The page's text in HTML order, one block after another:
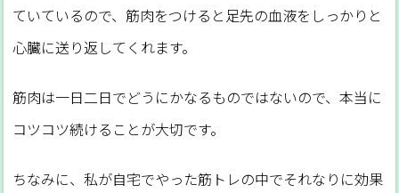
ていているので、筋肉をつけると足先の血液をしっかりと
心臓に送り返してくれます。
筋肉は一日二日でどうにかなるものではないので、本当に
コツコツ続けることが大切です。
ちなみに、私が自宅でやった筋トレの中でそれなりに効果